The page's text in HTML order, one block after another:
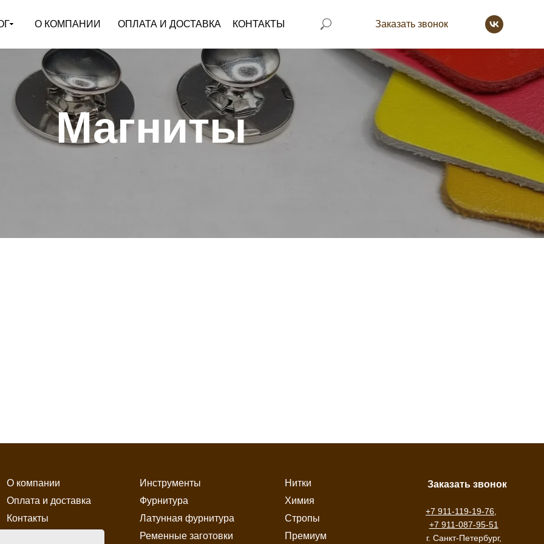
О КОМПАНИИ ОПЛАТА И ДОСТАВКА КОНТАКТЫ Заказать звонок
Магниты
О компании
Оплата и доставка
Контакты
Инструменты
Фурнитура
Латунная фурнитура
Ременные заготовки
Нитки
Химия
Стропы
Премиум
Заказать звонок
+7 911-119-19-76
+7 911-087-95-51
г. Санкт-Петербург,